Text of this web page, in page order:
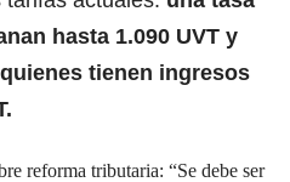
hasta 1.090 UVT y
tienen ingresos
reforma tributaria: “Se debe ser